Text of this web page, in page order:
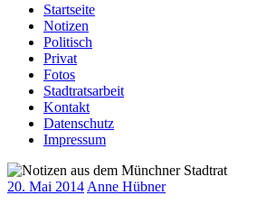
Startseite
Notizen
Politisch
Privat
Fotos
Stadtratsarbeit
Kontakt
Datenschutz
Impressum
20. Mai 2014 Anne Hübner